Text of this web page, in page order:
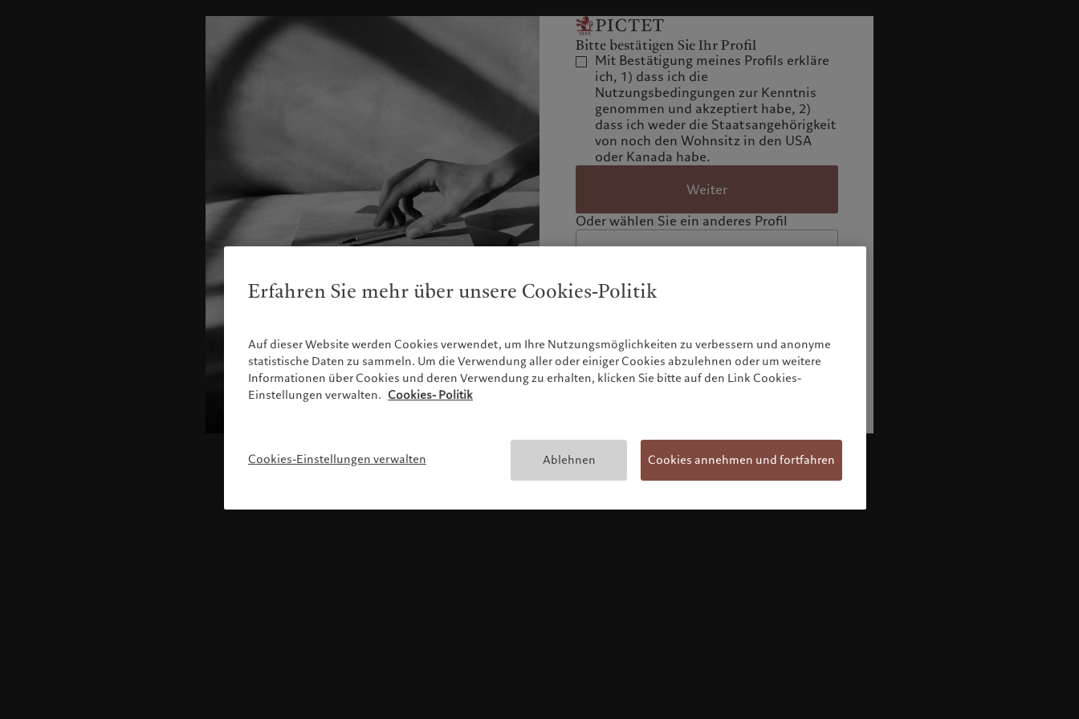
Bitte bestätigen Sie Ihr Profil
Mit Bestätigung meines Profils erkläre
ich, 1) dass ich die
Nutzungsbedingungen zur Kenntnis
genommen und akzeptiert habe, 2)
dass ich weder die Staatsangehörigkeit
von noch den Wohnsitz in den USA
oder Kanada habe.
Weiter
Oder wählen Sie ein anderes Profil
Erfahren Sie mehr über unsere Cookies-Politik
Auf dieser Website werden Cookies verwendet, um Ihre Nutzungsmöglichkeiten zu verbessern und anonyme
statistische Daten zu sammeln. Um die Verwendung aller oder einiger Cookies abzulehnen oder um weitere
Informationen über Cookies und deren Verwendung zu erhalten, klicken Sie bitte auf den Link Cookies-
Einstellungen verwalten. Cookies- Politik
Cookies-Einstellungen verwalten Ablehnen Cookies annehmen und fortfahren